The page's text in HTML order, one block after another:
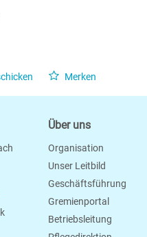
Merken
Über uns
Organisation
Unser Leitbild
Geschäftsführung
Gremienportal
Betriebsleitung